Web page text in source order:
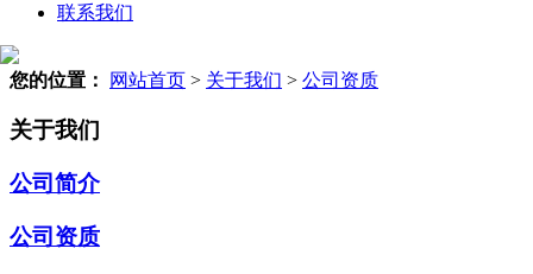
联系我们
您的位置： 网站首页 > 关于我们 > 公司资质
关于我们
公司简介
公司资质